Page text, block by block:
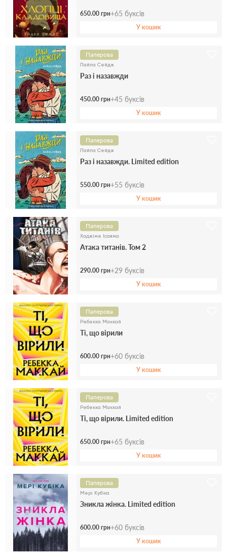
650.00 грн+65 буксів
У кошик
Паперова
Лайла Сейдж
Раз і назавжди
450.00 грн+45 буксів
У кошик
Паперова
Лайла Сейдж
Раз і назавжди. Limited edition
550.00 грн+55 буксів
У кошик
Паперова
Хаджіме Ісаяма
Атака титанів. Том 2
290.00 грн+29 буксів
У кошик
Паперова
Ребекка Маккай
Ті, що вірили
600.00 грн+60 буксів
У кошик
Паперова
Ребекка Маккай
Ті, що вірили. Limited edition
650.00 грн+65 буксів
У кошик
Паперова
Мері Кубіка
Зникла жінка. Limited edition
600.00 грн+60 буксів
У кошик